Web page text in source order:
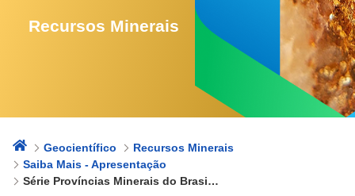
Recursos Minerais
Geocientífico
Recursos Minerais
Saiba Mais - Apresentação
Série Províncias Minerais do Brasil (IRM)